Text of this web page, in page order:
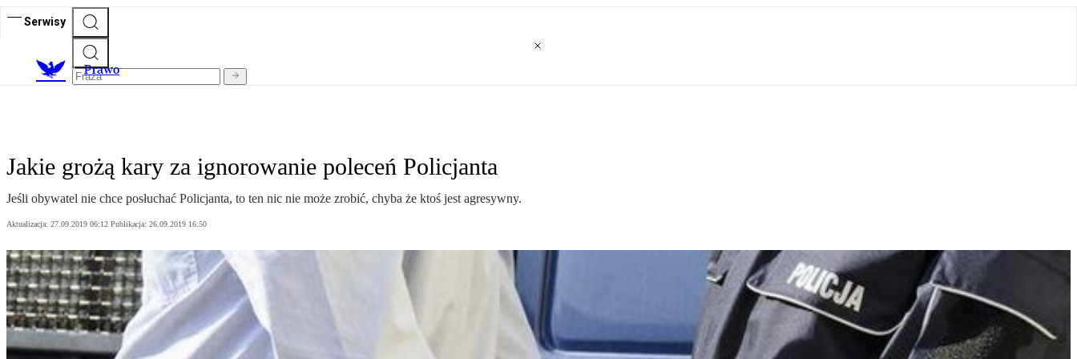
Serwisy
Prawo
Jakie grożą kary za ignorowanie poleceń Policjanta
Jeśli obywatel nie chce posłuchać Policjanta, to ten nic nie może zrobić, chyba że ktoś jest agresywny.
Aktualizacja: 27.09.2019 06:12 Publikacja: 26.09.2019 16:50